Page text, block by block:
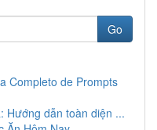
Go
Completo de Prompts
Hướng dẫn toàn diện ...